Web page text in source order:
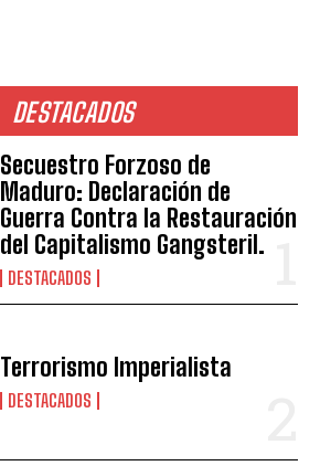
DESTACADOS
Secuestro Forzoso de
Maduro: Declaración de
Guerra Contra la Restauración
del Capitalismo Gangsteril.
DESTACADOS
Terrorismo Imperialista
DESTACADOS